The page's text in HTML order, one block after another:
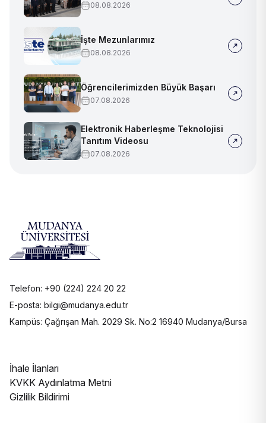
08.08.2026
İşte Mezunlarımız
08.08.2026
Öğrencilerimizden Büyük Başarı
07.08.2026
Elektronik Haberleşme Teknolojisi
Tanıtım Videosu
07.08.2026
Telefon: +90 (224) 224 20 22
E-posta: bilgi@mudanya.edu.tr
Kampüs: Çağrışan Mah. 2029 Sk. No:2 16940 Mudanya/Bursa
İhale İlanları
KVKK Aydınlatma Metni
Gizlilik Bildirimi